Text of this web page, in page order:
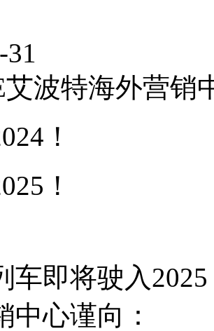
31
波特海外营销
！
！
车即将驶入
中心谨向：